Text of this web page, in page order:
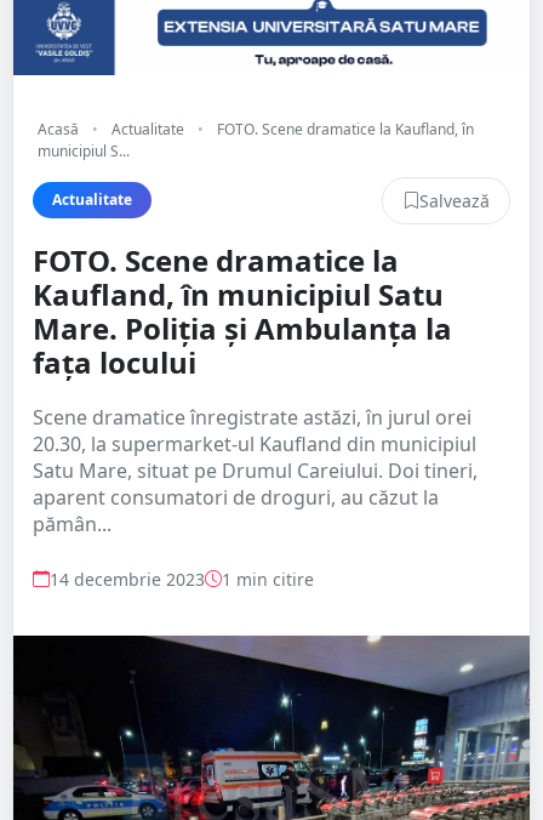
Acasă • Actualitate •
FOTO. Scene dramatice la Kaufland, în
municipiul S...
Actualitate Salvează
FOTO. Scene dramatice la
Kaufland, în municipiul Satu
Mare. Poliția și Ambulanța la
fața locului
Scene dramatice înregistrate astăzi, în jurul orei
20.30, la supermarket-ul Kaufland din municipiul
Satu Mare, situat pe Drumul Careiului. Doi tineri,
aparent consumatori de droguri, au căzut la
pămân...
14 decembrie 2023 1 min citire